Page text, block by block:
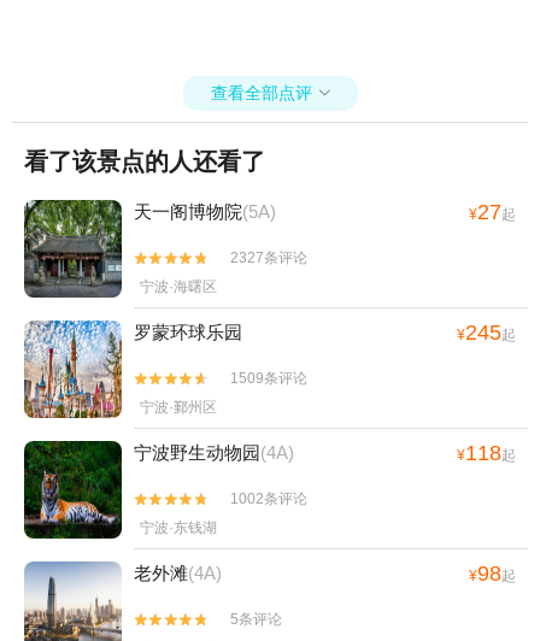
+宁波那须温泉+东钱湖游船+宁波红星冰雪世界
+宁波方特东方欲晓+宁波万象城摩天轮+象山精
灵谷+象山龙溪峡谷漂流+四明山杖锡风景区+东
山桃园•熊小米乐园+杭州湾之眼+宁波欢乐滨海
乐园+溪口杜鹃谷森林公园+宁波蓬莱岛+艇好玩
帆船营地(象山店)+石浦老街+梅山湾沙滩欢乐世
界+东钱湖下水湿地公园+天苑+梅山湾飞翔乐园
+象山龙角岩森林公园+石浦休闲捕鱼海钓+梅山
湾鹿遇森林乐园+象山游船出海基地+浙江(四明
山)抗日根据地旧址群+慈城古建筑群1日游
查看全部点评 
看了该景点的人还看了
天一阁博物院(5A) ¥27起


2327条评论
宁波·海曙区
罗蒙环球乐园 ¥245起


1509条评论
宁波·鄞州区
宁波野生动物园(4A) ¥118起


1002条评论
宁波·东钱湖
老外滩(4A) ¥98起


5条评论